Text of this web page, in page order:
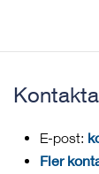
E-post:
Fler